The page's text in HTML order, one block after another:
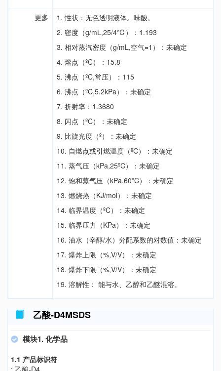
更多
1. 性状：无色透明液体。味酸。
2. 密度（g/mL,25/4℃）：1.193
3. 相对蒸汽密度（g/mL,空气=1）：未确定
4. 熔点（ºC）：15.8
5. 沸点（ºC,常压）：115
6. 沸点（ºC,5.2kPa）：未确定
7. 折射率：1.3680
8. 闪点（ºC）：未确定
9. 比旋光度（º）：未确定
10. 自燃点或引燃温度（ºC）：未确定
11. 蒸气压（kPa,25ºC）：未确定
12. 饱和蒸气压（kPa,60ºC）：未确定
13. 燃烧热（KJ/mol）：未确定
14. 临界温度（ºC）：未确定
15. 临界压力（KPa）：未确定
16. 油水（辛醇/水）分配系数的对数值：未确定
17. 爆炸上限（%,V/V）：未确定
18. 爆炸下限（%,V/V）：未确定
19. 溶解性： 能与水、乙醇和乙醚混溶。
乙酸-D4MSDS
模块1. 化学品
1.1 产品标识符